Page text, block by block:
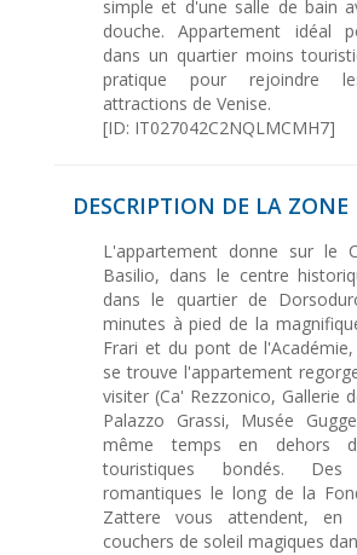
simple et d'une salle de bain
douche. Appartement idéal
dans un quartier moins
pratique pour rejoindre
attractions de Venise.
[ID: IT027042C2NQLMCMH7]
DESCRIPTION DE LA ZONE
L'appartement donne sur le
Basilio, dans le centre
dans le quartier de
minutes à pied de la
Frari et du pont de
se trouve l'appartement
visiter (Ca' Rezzonico, Gallerie
Palazzo Grassi, Musée
même temps en dehors
touristiques bondés. Des
romantiques le long de la
Zattere vous attendent, en
couchers de soleil magiques